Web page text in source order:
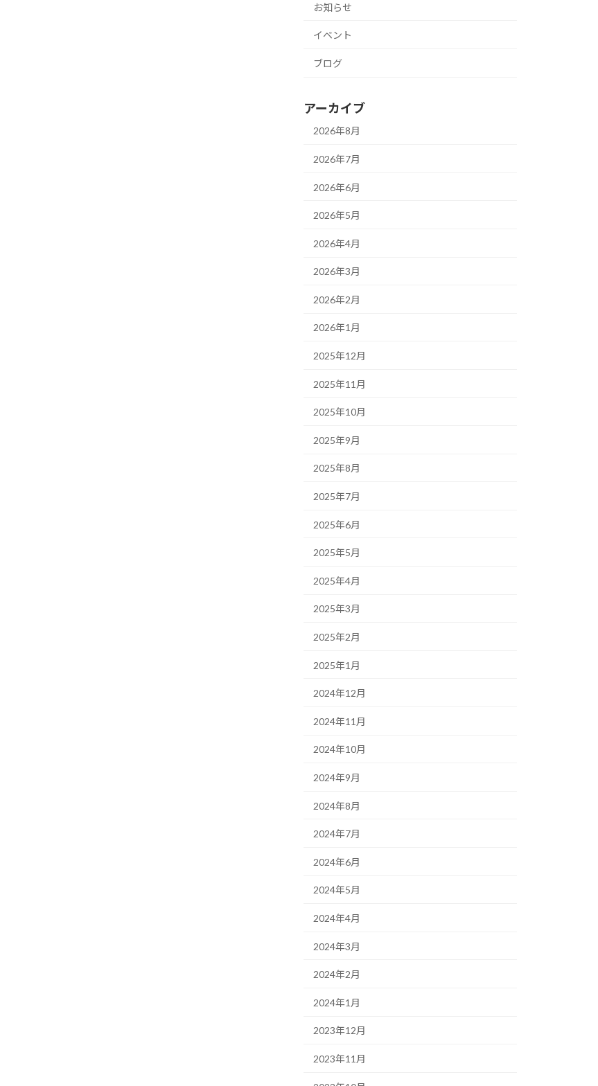
お知らせ
イベント
ブログ
アーカイブ
2026年8月
2026年7月
2026年6月
2026年5月
2026年4月
2026年3月
2026年2月
2026年1月
2025年12月
2025年11月
2025年10月
2025年9月
2025年8月
2025年7月
2025年6月
2025年5月
2025年4月
2025年3月
2025年2月
2025年1月
2024年12月
2024年11月
2024年10月
2024年9月
2024年8月
2024年7月
2024年6月
2024年5月
2024年4月
2024年3月
2024年2月
2024年1月
2023年12月
2023年11月